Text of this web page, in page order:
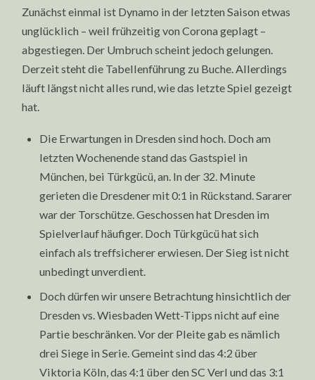
Zunächst einmal ist Dynamo in der letzten Saison etwas
unglücklich – weil frühzeitig von Corona geplagt –
abgestiegen. Der Umbruch scheint jedoch gelungen.
Derzeit steht die Tabellenführung zu Buche. Allerdings
läuft längst nicht alles rund, wie das letzte Spiel gezeigt
hat.
Die Erwartungen in Dresden sind hoch. Doch am
letzten Wochenende stand das Gastspiel in
München, bei Türkgücü, an. In der 32. Minute
gerieten die Dresdener mit 0:1 in Rückstand. Sararer
war der Torschütze. Geschossen hat Dresden im
Spielverlauf häufiger. Doch Türkgücü hat sich
einfach als treffsicherer erwiesen. Der Sieg ist nicht
unbedingt unverdient.
Doch dürfen wir unsere Betrachtung hinsichtlich der
Dresden vs. Wiesbaden Wett-Tipps nicht auf eine
Partie beschränken. Vor der Pleite gab es nämlich
drei Siege in Serie. Gemeint sind das 4:2 über
Viktoria Köln, das 4:1 über den SC Verl und das 3:1